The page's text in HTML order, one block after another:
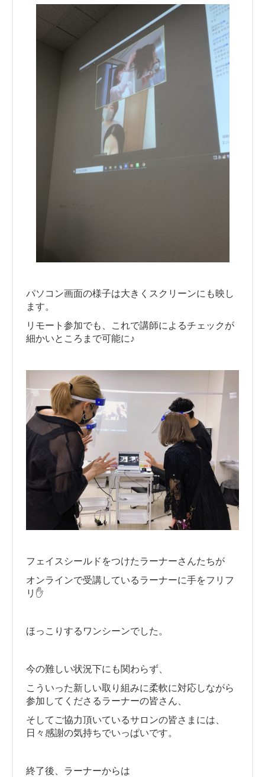
パソコン画面の様子は大きくスクリーンにも映し
ます。
リモート参加でも、これで講師によるチェックが
細かいところまで可能に♪
フェイスシールドをつけたラーナーさんたちが
オンラインで受講しているラーナーに手をフリフ
リ✋
ほっこりするワンシーンでした。
今の難しい状況下にも関わらず、
こういった新しい取り組みに柔軟に対応しながら
参加してくださるラーナーの皆さん、
そしてご協力頂いているサロンの皆さまには、
日々感謝の気持ちでいっぱいです。
終了後、ラーナーからは